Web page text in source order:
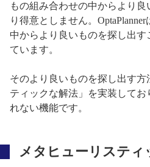
もの組み合わせの中からより
り得意としません。
中からより良いものを探し出
ています。
そのより良いものを探し出す
ティックな解法」を実装してお
れない機能です。
メタヒューリスティ